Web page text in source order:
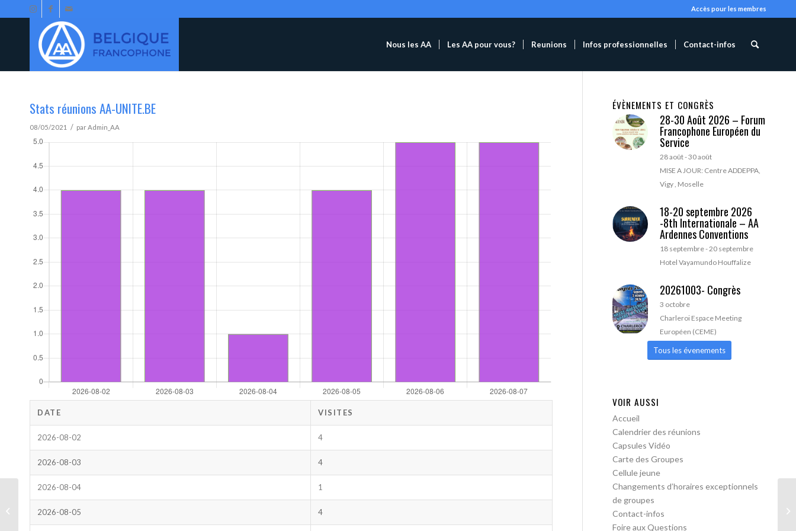
Accès pour les membres
Nous les AA Les AA pour vous? Reunions Infos professionnelles Contact-infos
Stats réunions AA-UNITE.BE
08/05/2021 / parAdmin_AA
DATE VISITES
2026-08-02 4
2026-08-03 4
2026-08-04 1
2026-08-05 4
ÉVÈNEMENTS ET CONGRÈS
28-30 Août 2026 – Forum
Francophone Européen du
Service
28 août-30 août
MISE A JOUR: Centre ADDEPPA,
Vigy , Moselle
18-20 septembre 2026
-8th Internationale – AA
Ardennes Conventions
18 septembre-20 septembre
Hotel Vayamundo Houffalize
20261003- Congrès
3 octobre
Charleroi Espace Meeting
Européen (CEME)
Tous les évenements
VOIR AUSSI
Accueil
Calendrier des réunions
Capsules Vidéo
Carte des Groupes
Cellule jeune
Changements d’horaires exceptionnels
de groupes
Contact-infos
Foire aux Questions
Assistance par réunion